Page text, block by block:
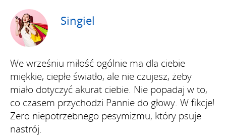
Singiel
We wrześniu miłość ogólnie ma dla ciebie
miękkie, ciepłe światło, ale nie czujesz, żeby
miało dotyczyć akurat ciebie. Nie popadaj w to,
co czasem przychodzi Pannie do głowy. W fikcje!
Zero niepotrzebnego pesymizmu, który psuje
nastrój.